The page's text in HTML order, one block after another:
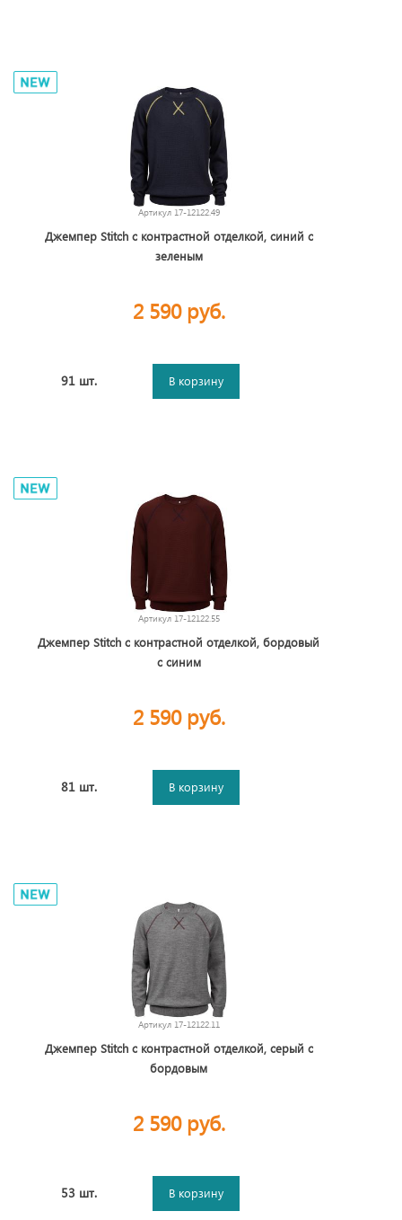
Артикул 17-12122.49
Джемпер Stitch с контрастной отделкой, синий с
зеленым
2 590 руб.
91 шт. В корзину
Артикул 17-12122.55
Джемпер Stitch с контрастной отделкой, бордовый
с синим
2 590 руб.
81 шт. В корзину
Артикул 17-12122.11
Джемпер Stitch с контрастной отделкой, серый с
бордовым
2 590 руб.
53 шт. В корзину